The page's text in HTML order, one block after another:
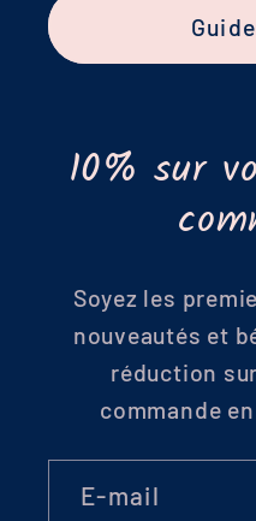
10% sur
Soyez les
nouveautés et
réduction
commande
E-mail